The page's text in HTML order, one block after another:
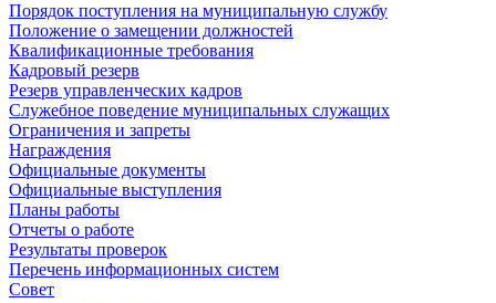
Порядок поступления на муниципальную службу
Положение о замещении должностей
Квалификационные требования
Кадровый резерв
Резерв управленческих кадров
Служебное поведение муниципальных служащих
Ограничения и запреты
Награждения
Официальные документы
Официальные выступления
Планы работы
Отчеты о работе
Результаты проверок
Перечень информационных систем
Совет